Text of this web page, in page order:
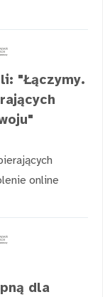
"Łączymy.
online
dla